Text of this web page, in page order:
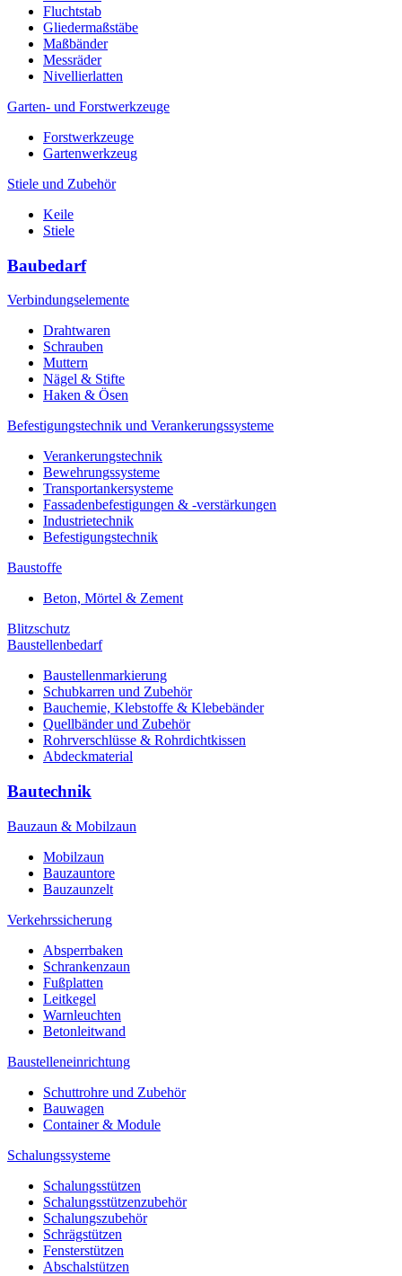
Fluchtstab
Gliedermaßstäbe
Maßbänder
Messräder
Nivellierlatten
Garten- und Forstwerkzeuge
Forstwerkzeuge
Gartenwerkzeug
Stiele und Zubehör
Keile
Stiele
Baubedarf
Verbindungselemente
Drahtwaren
Schrauben
Muttern
Nägel & Stifte
Haken & Ösen
Befestigungstechnik und Verankerungssysteme
Verankerungstechnik
Bewehrungssysteme
Transportankersysteme
Fassadenbefestigungen & -verstärkungen
Industrietechnik
Befestigungstechnik
Baustoffe
Beton, Mörtel & Zement
Blitzschutz
Baustellenbedarf
Baustellenmarkierung
Schubkarren und Zubehör
Bauchemie, Klebstoffe & Klebebänder
Quellbänder und Zubehör
Rohrverschlüsse & Rohrdichtkissen
Abdeckmaterial
Bautechnik
Bauzaun & Mobilzaun
Mobilzaun
Bauzauntore
Bauzaunzelt
Verkehrssicherung
Absperrbaken
Schrankenzaun
Fußplatten
Leitkegel
Warnleuchten
Betonleitwand
Baustelleneinrichtung
Schuttrohre und Zubehör
Bauwagen
Container & Module
Schalungssysteme
Schalungsstützen
Schalungsstützenzubehör
Schalungszubehör
Schrägstützen
Fensterstützen
Abschalstützen